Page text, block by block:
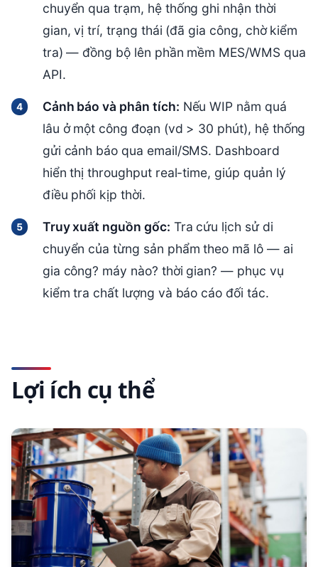
chuyển qua trạm, hệ thống ghi nhận thời
gian, vị trí, trạng thái (đã gia công, chờ kiểm
tra) — đồng bộ lên phần mềm MES/WMS qua
API.
Cảnh báo và phân tích: Nếu WIP nằm quá
lâu ở một công đoạn (vd > 30 phút), hệ thống
gửi cảnh báo qua email/SMS. Dashboard
hiển thị throughput real-time, giúp quản lý
điều phối kịp thời.
Truy xuất nguồn gốc: Tra cứu lịch sử di
chuyển của từng sản phẩm theo mã lô — ai
gia công? máy nào? thời gian? — phục vụ
kiểm tra chất lượng và báo cáo đối tác.
Lợi ích cụ thể